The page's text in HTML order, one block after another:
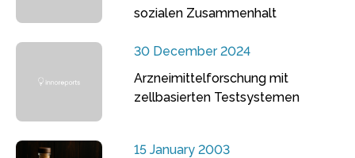
sozialen Zusammenhalt
30 December 2024
Arzneimittelforschung mit
zellbasierten Testsystemen
15 January 2003